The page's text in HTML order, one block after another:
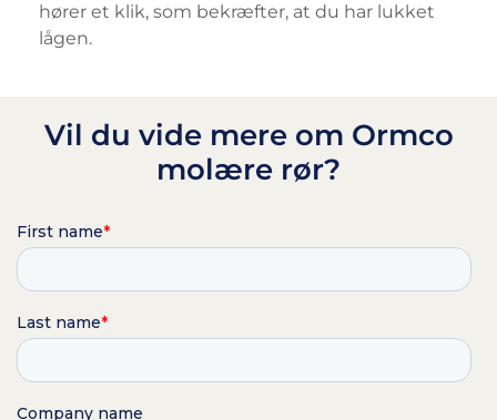
hører et klik, som bekræfter, at du har lukket
lågen.
Vil du vide mere om Ormco
molære rør?